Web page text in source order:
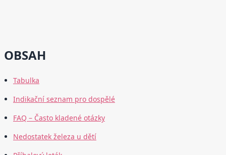
OBSAH
Tabulka
Indikační seznam pro dospělé
FAQ – Často kladené otázky
Nedostatek železa u dětí